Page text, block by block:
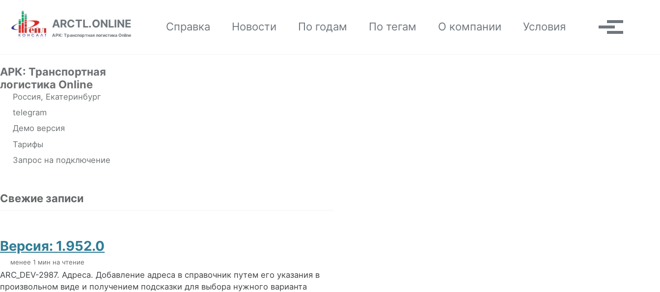
ARCTL.ONLINE
АРК: Транспортная логистика Online
Справка Новости По годам По тегам О компании Условия Toggle search
АРК: Транспортная
логистика Online
Россия, Екатеринбург
telegram
Демо версия
Тарифы
Запрос на подключение
Свежие записи
Версия: 1.952.0
менее 1 мин на чтение
ARC_DEV-2987. Адреса. Добавление адреса в справочник путем его указания в
произвольном виде и получением подсказки для выбора нужного варианта